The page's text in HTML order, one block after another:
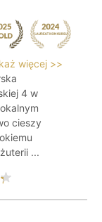
więcej >>
4 w
cieszy
...